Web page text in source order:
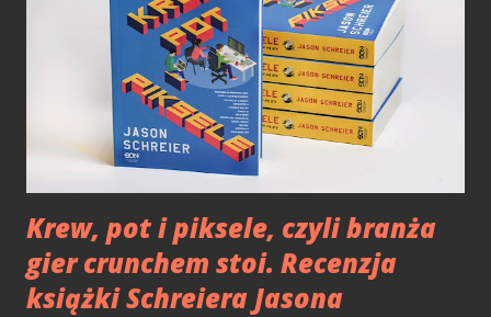
typu urządzeń (nawet dobrej jakości zamienniki) mogą
finalnie wyjść drożej, już przy drugim zakupie, niż sama
drukarka. Epson EcoTank - o taką *cebulę * nic nie
robiłem! Ciekawym produktem dla cebulowej braci jest
seria EcoTank od Epsona. To seria drukarek, gdzie nie
uświadczymy kartridża. Zamiast tego dostajemy p...
Krew, pot i piksele, czyli branża
gier crunchem stoi. Recenzja
książki Schreiera Jasona